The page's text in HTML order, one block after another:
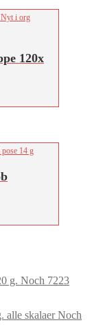
120x
Noch 7223
Noch